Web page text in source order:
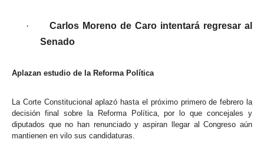
·
Carlos Moreno de Caro intentará regresar al
Senado
Aplazan estudio de la Reforma Política
La Corte Constitucional aplazó hasta el próximo primero de febrero la
decisión final sobre la Reforma Política, por lo que concejales y
diputados que no han renunciado y aspiran llegar al Congreso aún
mantienen en vilo sus candidaturas.